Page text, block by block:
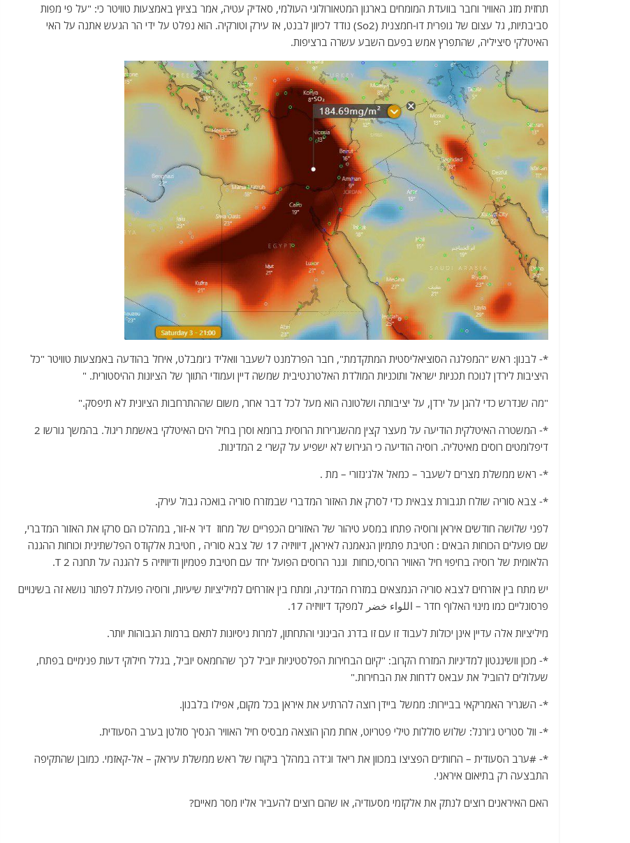
תחזית מזג האוויר וחבר בוועדת המומחים בארגון המטאורולוגי העולמי, סאדיק עטיה, אמר בציוץ באמצעות טוויטר כי: "על פי מפות
סביבתיות, גל עצום של גופרית דו-חמצנית (So2) נודד לכיוון לבנט, אז עירק וטורקיה. הוא נפלט על ידי הר הגעש אתנה על האי
האיטלקי סיציליה, שהתפרץ אמש בפעם השבע עשרה ברציפות.
*- לבנון: ראש "המפלגה הסוציאליסטית המתקדמת", חבר הפרלמנט לשעבר וואליד ג'ומבלט, איחל בהודעה באמצעות טוויטר "כל
היציבות לירדן לנוכח תכניות ישראל ותוכניות המולדת האלטרנטיבית שמשה דיין ועמודי התווך של הציונות ההיסטורית. "
"מה שנדרש כדי להגן על ירדן, על יציבותה ושלטונה הוא מעל לכל דבר אחר, משום שההתרחבות הציונית לא תיפסק."
*- המשטרה האיטלקית הודיעה על מעצר קצין מהשגרירות הרוסית ברומא וסרן בחיל הים האיטלקי באשמת ריגול. בהמשך גורשו 2
דיפלומטים רוסים מאיטליה. רוסיה הודיעה כי הגירוש לא ישפיע על קשרי 2 המדינות.
*- ראש ממשלת מצרים לשעבר – כמאל אלג'נזורי – מת .
*- צבא סוריה שולח תגבורת צבאית כדי לסרק את האזור המדברי שבמזרח סוריה בואכה גבול עירק.
לפני שלושה חודשים איראן ורוסיה פתחו במסע טיהור של האזורים הכפריים של מחוז דיר א-זור, במהלכו הם סרקו את האזור המדברי,
שם פועלים הכוחות הבאים : חטיבת פתמיון הנאמנה לאיראן, דיוויזיה 17 של צבא סוריה , חטיבת אלקודס הפלשתינית וכוחות ההגנה
הלאומית של רוסיה בחיפוי חיל האוויר הרוסי,כוחות וגנר הרוסים הפועל יחד עם חטיבת פטמיון ודיוויזיה 5 להגנה על תחנה T 2.
יש מתח בין אזרחים לצבא סוריה הנמצאים במזרח המדינה, ומתח בין אזרחים למיליציות שיעיות, ורוסיה פועלת לפתור נושא זה בשינויים
פרסונליים כמו מינוי האלוף חדר – اللواء خضر למפקד דיוויזיה 17.
מיליציות אלה עדיין אינן יכולות לעבוד זו עם זו בדרג הבינוני והתחתון, למרות ניסיונות לתאם ברמות הגבוהות יותר.
*- מכון וושינגטון למדיניות המזרח הקרוב: "קיום הבחירות הפלסטיניות יוביל לכך שהחמאס יוביל, בגלל חילוקי דעות פנימיים בפתח,
שעלולים להוביל את עבאס לדחות את הבחירות."
*- השגריר האמריקאי בביירות: ממשל ביידן רוצה להרתיע את איראן בכל מקום, אפילו בלבנון.
*- וול סטריט ג'ורנל: שלוש סוללות טילי פטריוט, אחת מהן הוצאה מבסיס חיל האוויר הנסיך סולטן בערב הסעודית.
*- #ערב הסעודית – החות'ים הפציצו במכוון את ריאד וג'דה במהלך ביקורו של ראש ממשלת עיראק – אל-קאזמי. כמובן שהתקיפה
התבצעה רק בתיאום איראני.
האם האיראנים רוצים לנתק את אלקזמי מסעודיה, או שהם רוצים להעביר אליו מסר מאיים?